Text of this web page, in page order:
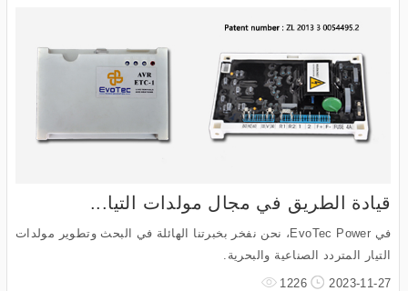
قيادة الطريق في مجال مولدات التيا...
في EvoTec Power، نحن نفخر بخبرتنا الهائلة في البحث وتطوير مولدات
التيار المتردد الصناعية والبحرية.
2023-11-27
1226